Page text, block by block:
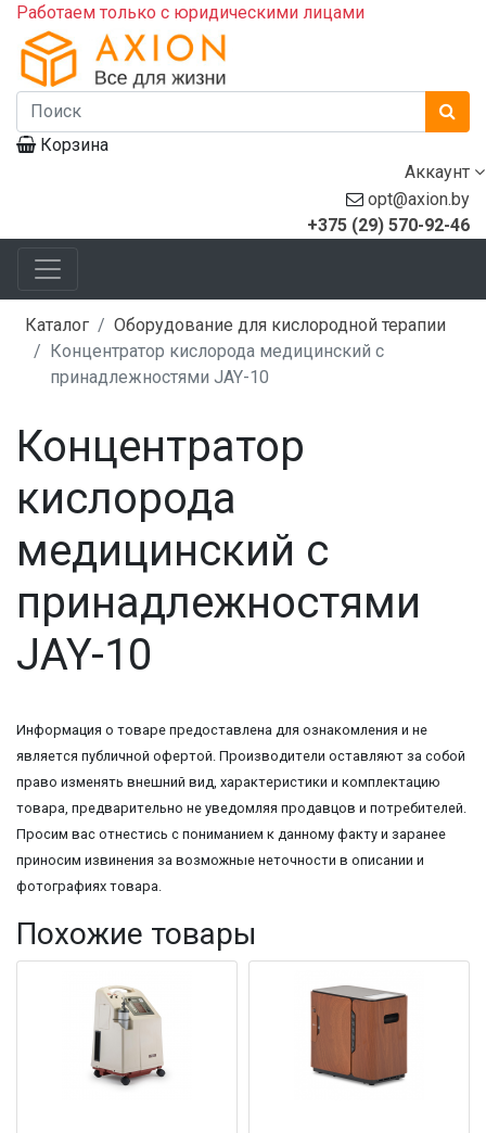
Работаем только с юридическими лицами
Корзина
Аккаунт
opt@axion.by
+375 (29) 570-92-46
Каталог
Оборудование для кислородной терапии
Концентратор кислорода медицинский с
принадлежностями JAY-10
Концентратор
кислорода
медицинский с
принадлежностями
JAY-10
Информация о товаре предоставлена для ознакомления и не
является публичной офертой. Производители оставляют за собой
право изменять внешний вид, характеристики и комплектацию
товара, предварительно не уведомляя продавцов и потребителей.
Просим вас отнестись с пониманием к данному факту и заранее
приносим извинения за возможные неточности в описании и
фотографиях товара.
Похожие товары